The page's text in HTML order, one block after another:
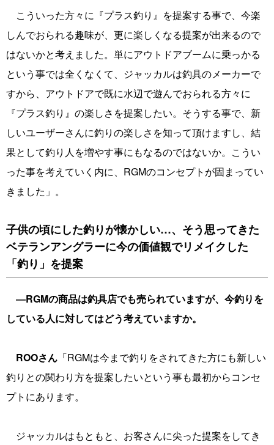
こういった方々に『プラス釣り』を提案する事で、今楽
しんでおられる趣味が、更に楽しくなる提案が出来るので
はないかと考えました。単にアウトドアブームに乗っかる
という事では全くなくて、ジャッカルは釣具のメーカーで
すから、アウトドアで既に水辺で遊んでおられる方々に
『プラス釣り』の楽しさを提案したい。そうする事で、新
しいユーザーさんに釣りの楽しさを知って頂けますし、結
果として釣り人を増やす事にもなるのではないか。こうい
った事を考えていく内に、RGMのコンセプトが固まってい
きました」。
子供の頃にした釣りが懐かしい…、そう思ってきた
ベテランアングラーに今の価値観でリメイクした
「釣り」を提案
―RGMの商品は釣具店でも売られていますが、今釣りを
している人に対してはどう考えていますか。
ROOさん 「RGMは今まで釣りをされてきた方にも新しい
釣りとの関わり方を提案したいという事も最初からコンセ
プトにあります。
ジャッカルはもともと、お客さんに尖った提案をしてき